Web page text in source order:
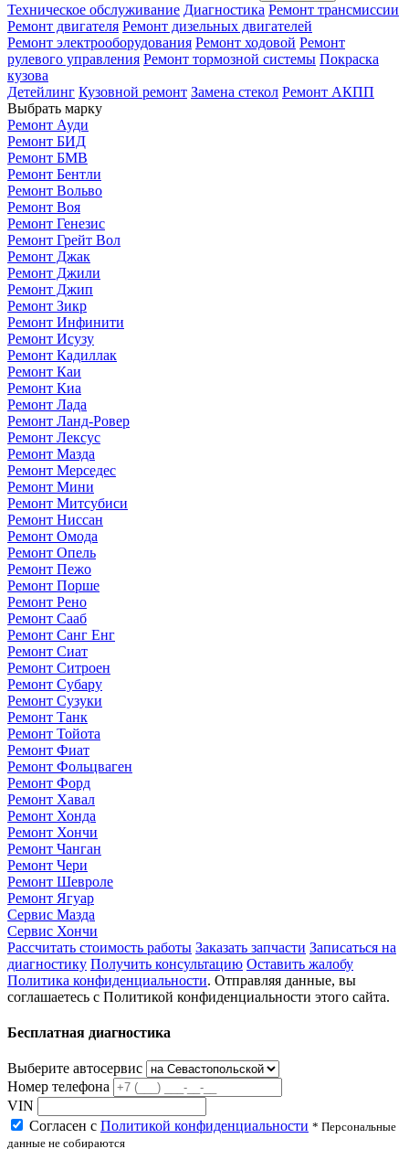
Техническое обслуживание Диагностика Ремонт трансмиссии
Ремонт двигателя Ремонт дизельных двигателей
Ремонт электрооборудования Ремонт ходовой Ремонт
рулевого управления Ремонт тормозной системы Покраска
кузова
Детейлинг Кузовной ремонт Замена стекол Ремонт АКПП
Выбрать марку
Ремонт Ауди
Ремонт БИД
Ремонт БМВ
Ремонт Бентли
Ремонт Вольво
Ремонт Воя
Ремонт Генезис
Ремонт Грейт Вол
Ремонт Джак
Ремонт Джили
Ремонт Джип
Ремонт Зикр
Ремонт Инфинити
Ремонт Исузу
Ремонт Кадиллак
Ремонт Каи
Ремонт Киа
Ремонт Лада
Ремонт Ланд-Ровер
Ремонт Лексус
Ремонт Мазда
Ремонт Мерседес
Ремонт Мини
Ремонт Митсубиси
Ремонт Ниссан
Ремонт Омода
Ремонт Опель
Ремонт Пежо
Ремонт Порше
Ремонт Рено
Ремонт Сааб
Ремонт Санг Енг
Ремонт Сиат
Ремонт Ситроен
Ремонт Субару
Ремонт Сузуки
Ремонт Танк
Ремонт Тойота
Ремонт Фиат
Ремонт Фольцваген
Ремонт Форд
Ремонт Хавал
Ремонт Хонда
Ремонт Хончи
Ремонт Чанган
Ремонт Чери
Ремонт Шевроле
Ремонт Ягуар
Сервис Мазда
Сервис Хончи
Рассчитать стоимость работы Заказать запчасти Записаться на
диагностику Получить консультацию Оставить жалобу
Политика конфиденциальности. Отправляя данные, вы
соглашаетесь с Политикой конфиденциальности этого сайта.
Бесплатная диагностика
Выберите автосервис
Номер телефона
VIN
Согласен с Политикой конфиденциальности * Персональные
данные не собираются